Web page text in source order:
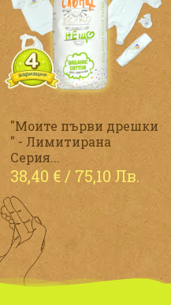
"Моите първи дрешки
" - Лимитирана
Серия...
38,40 € / 75,10 Лв.